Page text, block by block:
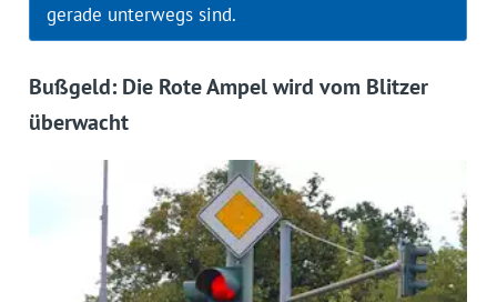
gerade unterwegs sind.
Bußgeld: Die Rote Ampel wird vom Blitzer
überwacht